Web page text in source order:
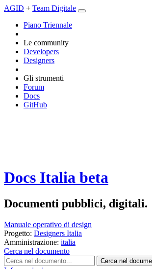
AGID + Team Digitale
Piano Triennale
Le community
Developers
Designers
Gli strumenti
Forum
Docs
GitHub
Docs Italia beta
Documenti pubblici, digitali.
Manuale operativo di design
Progetto: Designers Italia
Amministrazione: italia
Cerca nel documento
Cerca nel